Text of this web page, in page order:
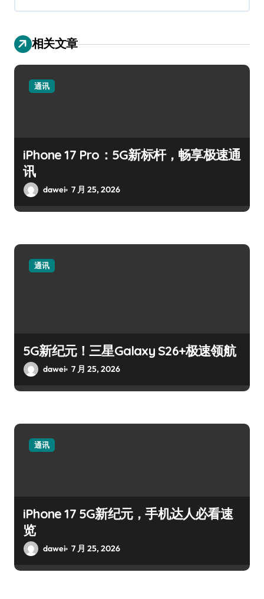
相关文章
通讯
iPhone 17 Pro：5G新标杆，畅享极速通
讯
dawei 7 月 25, 2026
通讯
5G新纪元！三星Galaxy S26+极速领航
dawei 7 月 25, 2026
通讯
iPhone 17 5G新纪元，手机达人必看速
览
dawei 7 月 25, 2026